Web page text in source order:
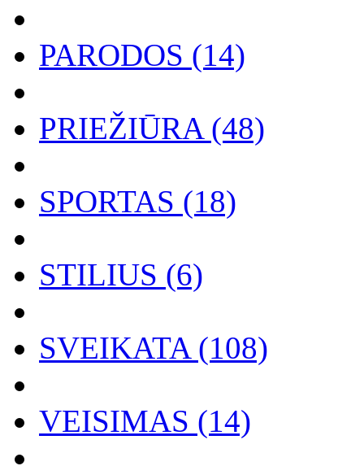
PARODOS (14)
PRIEŽIŪRA (48)
SPORTAS (18)
STILIUS (6)
SVEIKATA (108)
VEISIMAS (14)